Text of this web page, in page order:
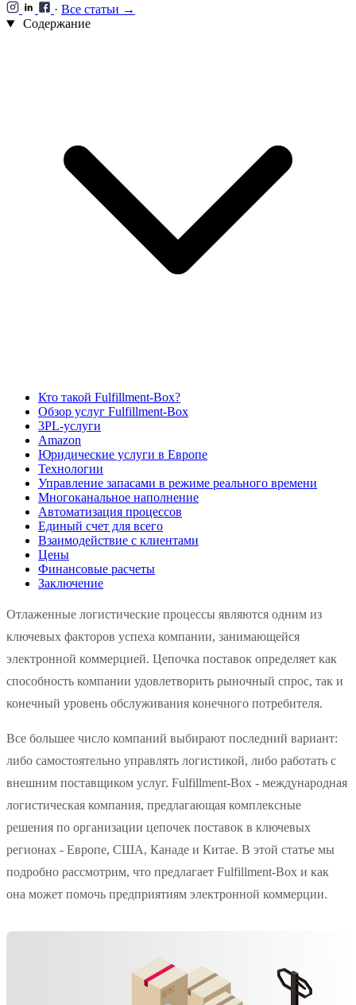
· Все статьи →
Содержание
Кто такой Fulfillment-Box?
Обзор услуг Fulfillment-Box
3PL-услуги
Amazon
Юридические услуги в Европе
Технологии
Управление запасами в режиме реального времени
Многоканальное наполнение
Автоматизация процессов
Единый счет для всего
Взаимодействие с клиентами
Цены
Финансовые расчеты
Заключение
Отлаженные логистические процессы являются одним из
ключевых факторов успеха компании, занимающейся
электронной коммерцией. Цепочка поставок определяет как
способность компании удовлетворить рыночный спрос, так и
конечный уровень обслуживания конечного потребителя.
Все большее число компаний выбирают последний вариант:
либо самостоятельно управлять логистикой, либо работать с
внешним поставщиком услуг. Fulfillment-Box - международная
логистическая компания, предлагающая комплексные
решения по организации цепочек поставок в ключевых
регионах - Европе, США, Канаде и Китае. В этой статье мы
подробно рассмотрим, что предлагает Fulfillment-Box и как
она может помочь предприятиям электронной коммерции.